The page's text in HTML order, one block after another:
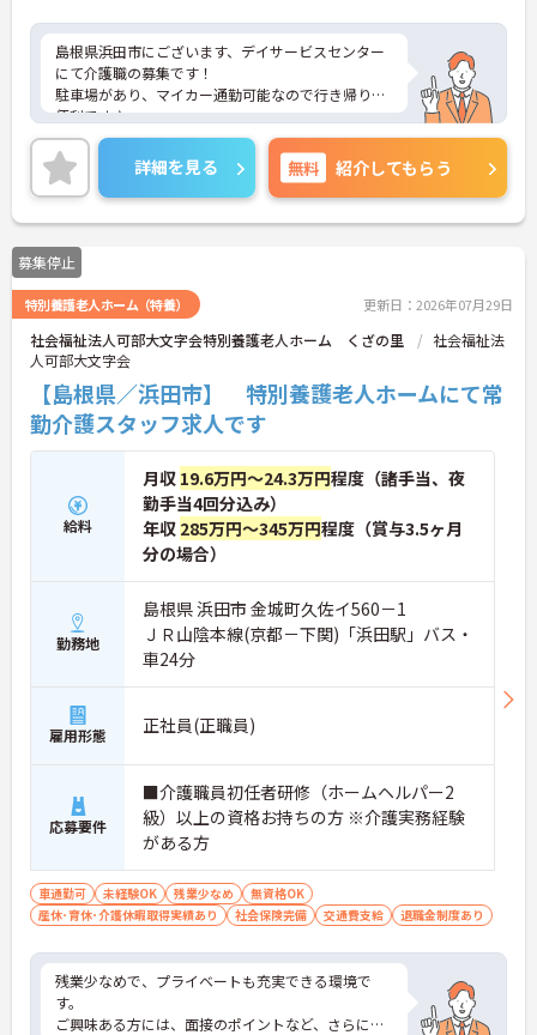
島根県浜田市にございます、デイサービスセンター
にて介護職の募集です！
駐車場があり、マイカー通勤可能なので行き帰りが
便利です♪
賞与・昇給あり！頑張りをしっかりと評価している
ので、モチベーションを保ちやすい環境です★
また、育児休暇制度がありますので、ライフステー
ジに応じて長くお仕事を続けていくことができます
◎
ご興味のある方は、マイナビ介護職までお問い合わ
せください。
詳細を見る 無料 紹介してもらう
募集停止
特別養護老人ホーム（特養） 更新日：2026年07月29日
社会福祉法人可部大文字会特別養護老人ホーム くざの里
社会福祉法
人可部大文字会
【島根県／浜田市】 特別養護老人ホームにて常
勤介護スタッフ求人です
給料
月収 19.6万円～24.3万円程度（諸手当、夜
勤手当4回分込み）
年収 285万円～345万円程度（賞与3.5ヶ月
分の場合）
勤務地
島根県 浜田市 金城町久佐イ560－1
ＪＲ山陰本線(京都－下関)「浜田駅」バス・
車24分
雇用形態 正社員(正職員)
応募要件
■介護職員初任者研修（ホームヘルパー2
級）以上の資格お持ちの方 ※介護実務経験
がある方
車通勤可 未経験OK 残業少なめ
無資格OK
産休･育休･介護休暇取得実績あり
社会保険完備 交通費支給 退職金制度あり
残業少なめで、プライベートも充実できる環境で
す。
ご興味ある方には、面接のポイントなど、さらに詳